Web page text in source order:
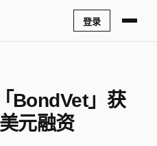
登录
BondVet」获
元融资